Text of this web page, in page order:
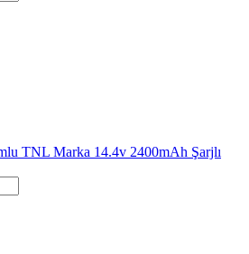
TNL Marka 14.4v 2400mAh Şarjlı